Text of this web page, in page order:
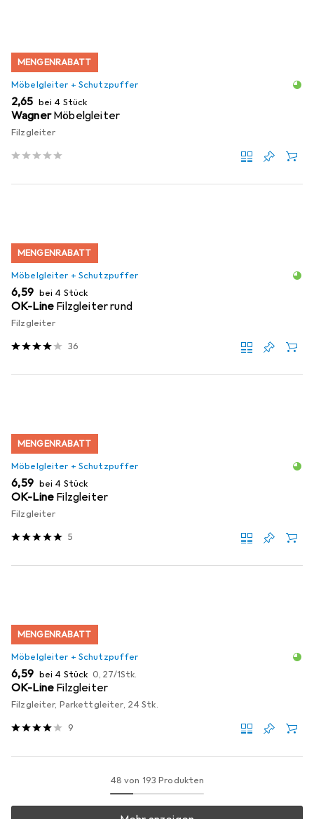
MENGENRABATT
Möbelgleiter + Schutzpuffer
EUR
2,65 bei 4 Stück
Wagner Möbelgleiter
Filzgleiter
MENGENRABATT
Möbelgleiter + Schutzpuffer
EUR
6,59 bei 4 Stück
OK-Line Filzgleiter rund
Filzgleiter
36
MENGENRABATT
Möbelgleiter + Schutzpuffer
EUR
6,59 bei 4 Stück
OK-Line Filzgleiter
Filzgleiter
5
MENGENRABATT
Möbelgleiter + Schutzpuffer
EUR
6,59 bei 4 Stück EUR
0,27/1Stk.
OK-Line Filzgleiter
Filzgleiter, Parkettgleiter, 24 Stk.
9
48 von 193 Produkten